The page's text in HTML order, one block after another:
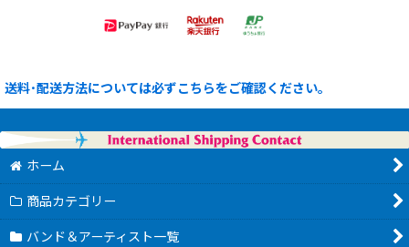
送料･配送方法については必ずこちらをご確認ください。
ホーム
商品カテゴリー
バンド＆アーティスト一覧